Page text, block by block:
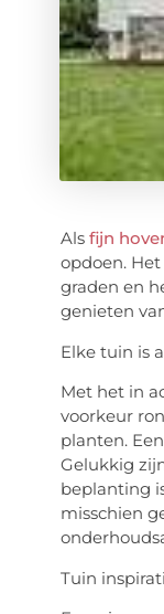
Als fijn
opdoen.
graden en
genieten
Elke tuin is
Met het in
voorkeur
planten.
Gelukkig
beplanting
misschien
Tuin